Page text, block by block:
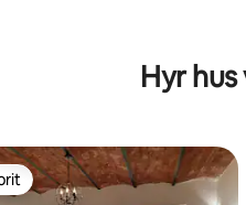
Hyr